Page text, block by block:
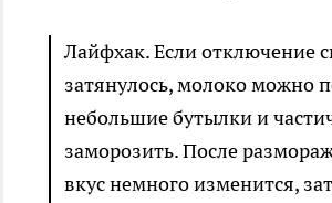
Лайфхак. Если отключение
затянулось, молоко можно
небольшие бутылки и
заморозить. После
вкус немного изменится,